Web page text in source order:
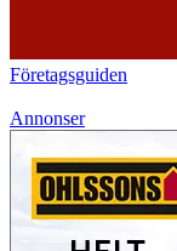
Företagsguiden
Annonser